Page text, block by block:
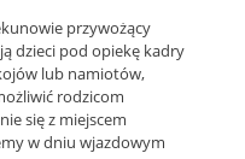
przywożący
dzieci pod opiekę kadry
lub namiotów,
rodzicom
się z miejscem
w dniu wjazdowym